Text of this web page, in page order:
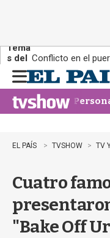
Tema
s del
día:
Conflicto en el
n
u
EL PAÍS TVSHOW TV
Cuatro
"Bake Off